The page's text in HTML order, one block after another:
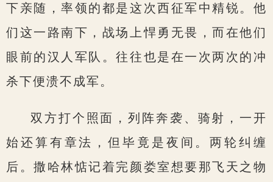
下亲随，率领的都是这次西征军中精锐。他
们这一路南下，战场上悍勇无畏，而在他们
眼前的汉人军队。往往也是在一次两次的冲
杀下便溃不成军。
双方打个照面，列阵奔袭、骑射，一开
始还算有章法，但毕竟是夜间。两轮纠缠
后。撒哈林惦记着完颜娄室想要那飞天之物